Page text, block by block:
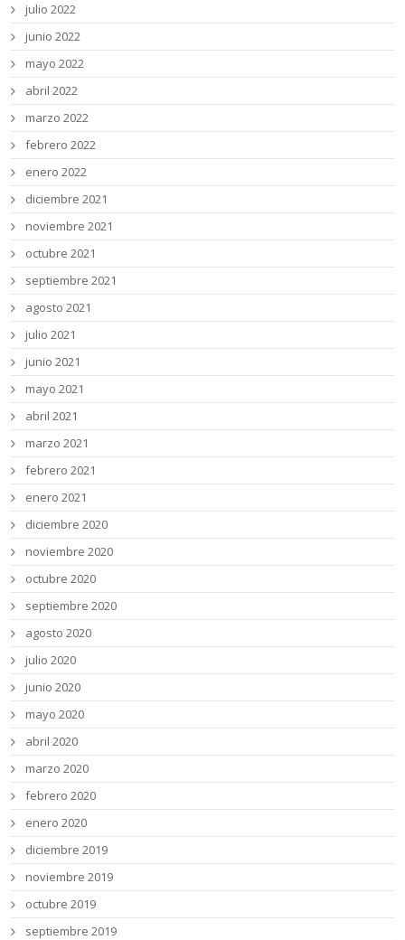
julio 2022
junio 2022
mayo 2022
abril 2022
marzo 2022
febrero 2022
enero 2022
diciembre 2021
noviembre 2021
octubre 2021
septiembre 2021
agosto 2021
julio 2021
junio 2021
mayo 2021
abril 2021
marzo 2021
febrero 2021
enero 2021
diciembre 2020
noviembre 2020
octubre 2020
septiembre 2020
agosto 2020
julio 2020
junio 2020
mayo 2020
abril 2020
marzo 2020
febrero 2020
enero 2020
diciembre 2019
noviembre 2019
octubre 2019
septiembre 2019